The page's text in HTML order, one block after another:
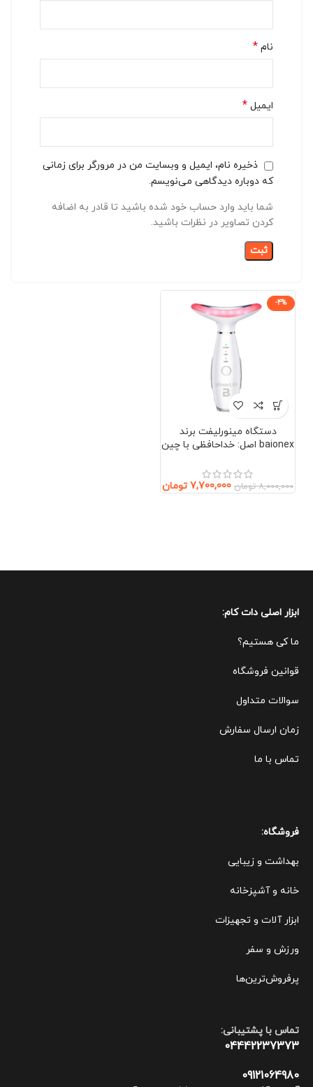
نام *
ایمیل *
ذخیره نام، ایمیل و وبسایت من در مرورگر برای زمانی
که دوباره دیدگاهی می‌نویسم.
شما باید وارد حساب خود شده باشید تا قادر به اضافه
کردن تصاویر در نظرات باشید.
-4%
دستگاه مینورلیفت برند
baionex اصل: خداحافظی با چین
گردن)
8,000,000 تومان 7,700,000 تومان
ابزار اصلی دات کام:
ما کی هستیم؟
قوانین فروشگاه
سوالات متداول
زمان ارسال سفارش
تماس با ما
فروشگاه:
بهداشت و زیبایی
خانه و آشپزخانه
ابزار آلات و تجهیزات
ورزش و سفر
پرفروش‌ترین‌ها
تماس با پشتیبانی:
04442237373
09121064980